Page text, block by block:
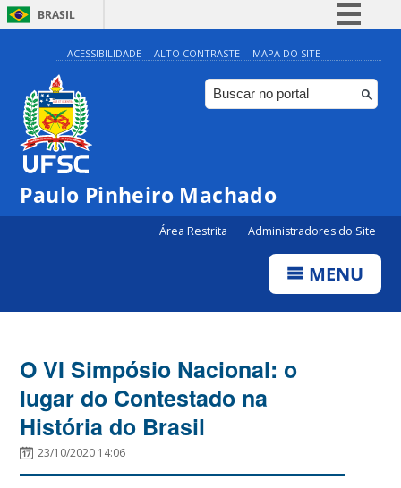
BRASIL
Simplifique!
Comunica BR
Participe
Canais
ACESSIBILIDADE ALTO CONTRASTE MAPA DO SITE
Paulo Pinheiro Machado
Área Restrita Administradores do Site
MENU
O VI Simpósio Nacional: o
lugar do Contestado na
História do Brasil
23/10/2020 14:06